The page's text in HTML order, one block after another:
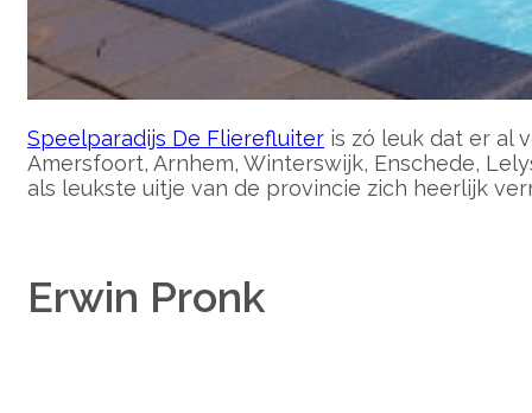
Speelparadijs De Flierefluiter is zó leuk dat er al
Amersfoort, Arnhem, Winterswijk, Enschede,
als leukste uitje van de provincie zich heerlijk
Erwin Pronk